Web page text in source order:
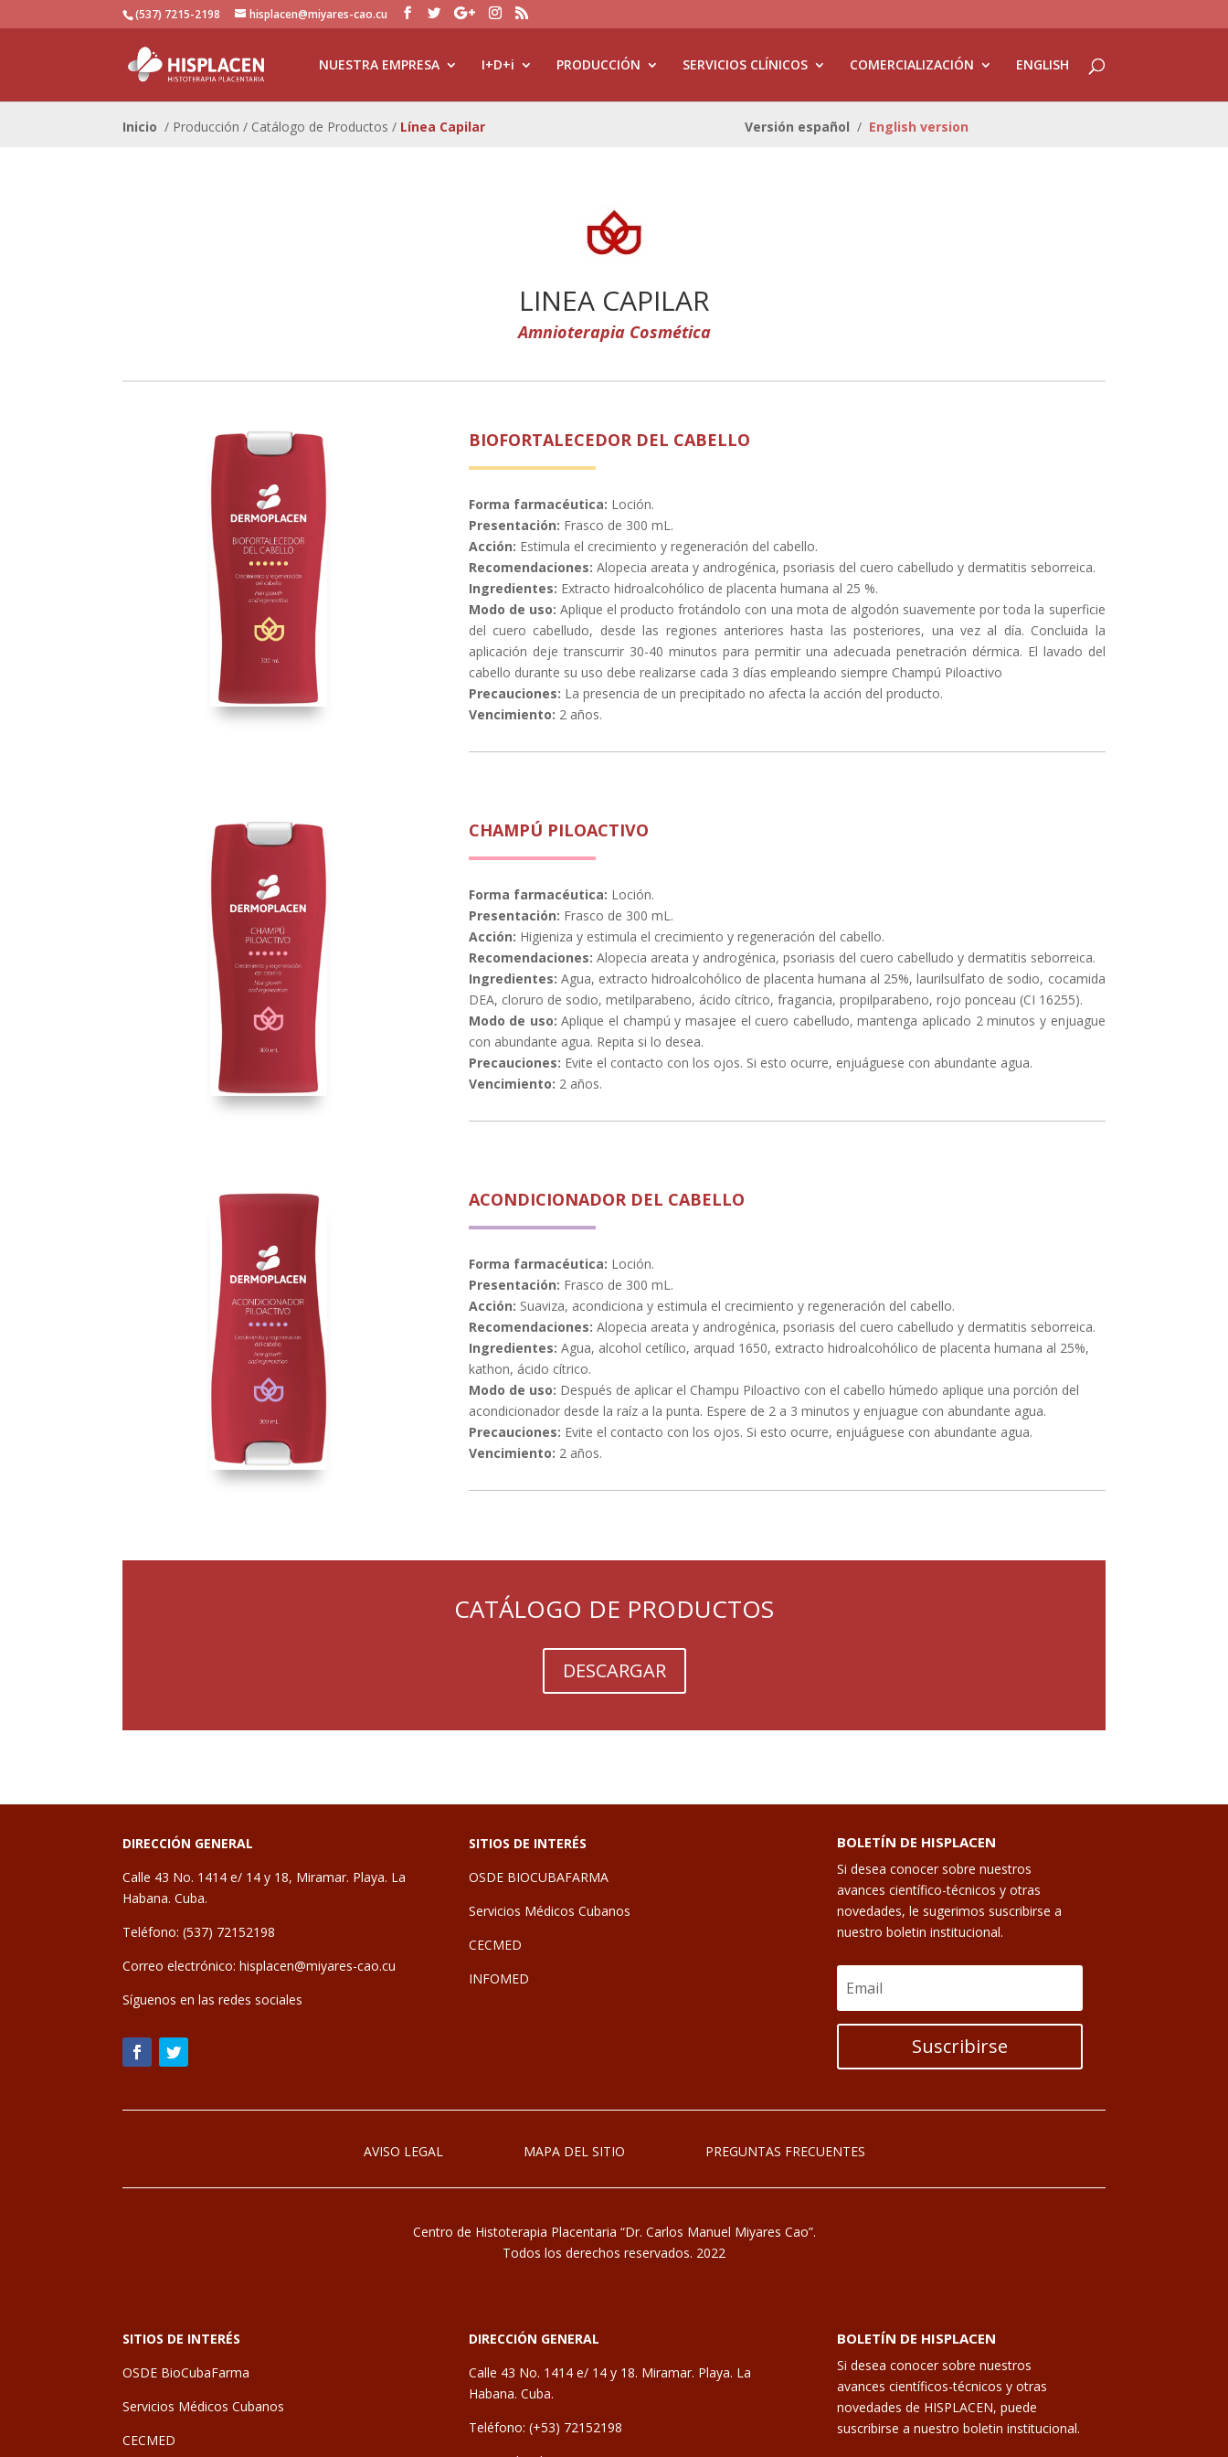
(537) 7215-2198 hisplacen@miyares-cao.cu
NUESTRA EMPRESA I+D+i PRODUCCIÓN SERVICIOS CLÍNICOS COMERCIALIZACIÓN ENGLISH
Inicio / Producción / Catálogo de Productos / Línea Capilar Versión español / English version
LINEA CAPILAR
Amnioterapia Cosmética
BIOFORTALECEDOR DEL CABELLO
Forma farmacéutica: Loción.
Presentación: Frasco de 300 mL.
Acción: Estimula el crecimiento y regeneración del cabello.
Recomendaciones: Alopecia areata y androgénica, psoriasis del cuero cabelludo y dermatitis seborreica.
Ingredientes: Extracto hidroalcohólico de placenta humana al 25 %.
Modo de uso: Aplique el producto frotándolo con una mota de algodón suavemente por toda la superficie
del cuero cabelludo, desde las regiones anteriores hasta las posteriores, una vez al día. Concluida la
aplicación deje transcurrir 30-40 minutos para permitir una adecuada penetración dérmica. El lavado del
cabello durante su uso debe realizarse cada 3 días empleando siempre Champú Piloactivo
Precauciones: La presencia de un precipitado no afecta la acción del producto.
Vencimiento: 2 años.
CHAMPÚ PILOACTIVO
Forma farmacéutica: Loción.
Presentación: Frasco de 300 mL.
Acción: Higieniza y estimula el crecimiento y regeneración del cabello.
Recomendaciones: Alopecia areata y androgénica, psoriasis del cuero cabelludo y dermatitis seborreica.
Ingredientes: Agua, extracto hidroalcohólico de placenta humana al 25%, laurilsulfato de sodio, cocamida
DEA, cloruro de sodio, metilparabeno, ácido cítrico, fragancia, propilparabeno, rojo ponceau (CI 16255).
Modo de uso: Aplique el champú y masajee el cuero cabelludo, mantenga aplicado 2 minutos y enjuague
con abundante agua. Repita si lo desea.
Precauciones: Evite el contacto con los ojos. Si esto ocurre, enjuáguese con abundante agua.
Vencimiento: 2 años.
ACONDICIONADOR DEL CABELLO
Forma farmacéutica: Loción.
Presentación: Frasco de 300 mL.
Acción: Suaviza, acondiciona y estimula el crecimiento y regeneración del cabello.
Recomendaciones: Alopecia areata y androgénica, psoriasis del cuero cabelludo y dermatitis seborreica.
Ingredientes: Agua, alcohol cetílico, arquad 1650, extracto hidroalcohólico de placenta humana al 25%,
kathon, ácido cítrico.
Modo de uso: Después de aplicar el Champu Piloactivo con el cabello húmedo aplique una porción del
acondicionador desde la raíz a la punta. Espere de 2 a 3 minutos y enjuague con abundante agua.
Precauciones: Evite el contacto con los ojos. Si esto ocurre, enjuáguese con abundante agua.
Vencimiento: 2 años.
CATÁLOGO DE PRODUCTOS
DESCARGAR
DIRECCIÓN GENERAL
Calle 43 No. 1414 e/ 14 y 18, Miramar. Playa. La
Habana. Cuba.
Teléfono: (537) 72152198
Correo electrónico:hisplacen@miyares-cao.cu
Síguenos en las redes sociales
SITIOS DE INTERÉS
OSDE BIOCUBAFARMA
Servicios Médicos Cubanos
CECMED
INFOMED
BOLETÍN DE HISPLACEN
Si desea conocer sobre nuestros
avances científico-técnicos y otras
novedades, le sugerimos suscribirse a
nuestro boletin institucional.
Suscribirse
AVISO LEGAL MAPA DEL SITIO PREGUNTAS FRECUENTES
Centro de Histoterapia Placentaria “Dr. Carlos Manuel Miyares Cao”.
Todos los derechos reservados. 2022
SITIOS DE INTERÉS
OSDE BioCubaFarma
Servicios Médicos Cubanos
CECMED
DIRECCIÓN GENERAL
Calle 43 No. 1414 e/ 14 y 18. Miramar. Playa. La
Habana. Cuba.
Teléfono: (+53) 72152198
BOLETÍN DE HISPLACEN
Si desea conocer sobre nuestros
avances científicos-técnicos y otras
novedades de HISPLACEN, puede
suscribirse a nuestro boletin institucional.